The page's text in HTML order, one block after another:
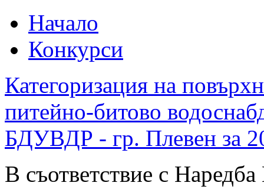
Начало
Конкурси
Категоризация на
питейно-битово
БДУВДР - гр. Плевен за
В съответствие с